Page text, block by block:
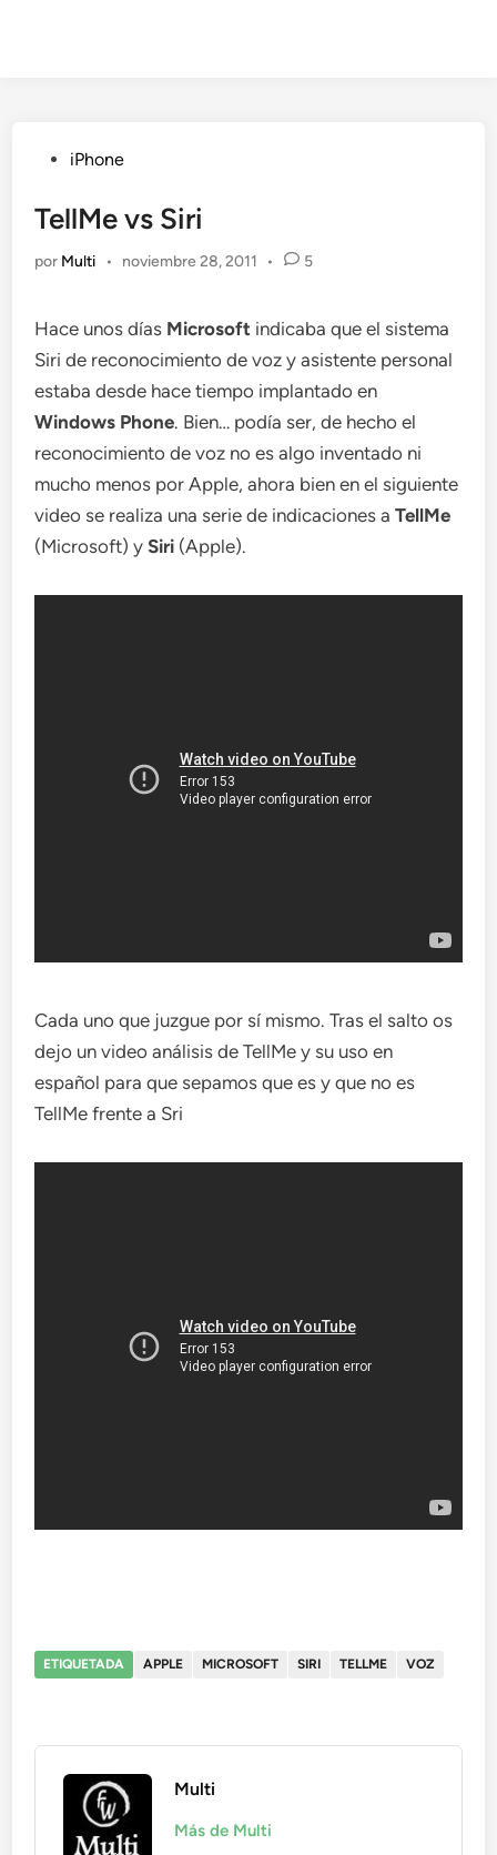
Publicado
iPhone
TellMe vs Siri
por Multi • noviembre 28, 2011 • 5
Hace unos días Microsoft indicaba que el sistema
Siri de reconocimiento de voz y asistente personal
estaba desde hace tiempo implantado en
Windows Phone. Bien… podía ser, de hecho el
reconocimiento de voz no es algo inventado ni
mucho menos por Apple, ahora bien en el siguiente
video se realiza una serie de indicaciones aTellMe
(Microsoft) ySiri (Apple).
Cada uno que juzgue por sí mismo. Tras el salto os
dejo un video análisis de TellMe y su uso en
español para que sepamos que es y que no es
TellMe frente a Sri
ETIQUETADA APPLE MICROSOFT SIRI TELLME VOZ
Multi
Más de Multi